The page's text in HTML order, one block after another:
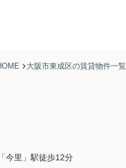
大阪市東成区の賃貸物件一覧
今里」駅徒歩12分